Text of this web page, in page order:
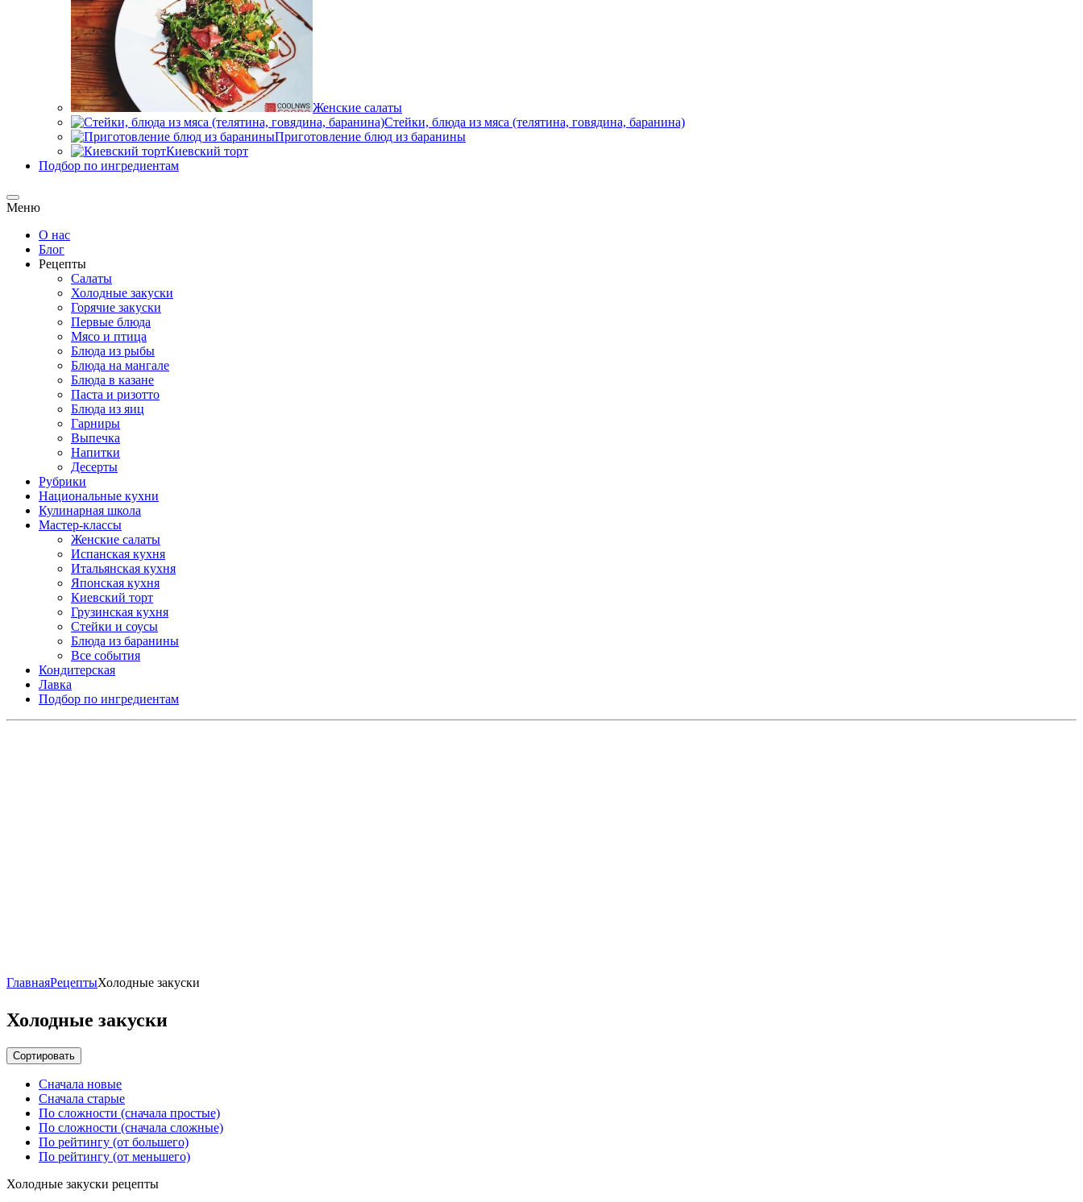
Женские салаты
Стейки, блюда из мяса (телятина, говядина, баранина)
Приготовление блюд из баранины
Киевский торт
Подбор по ингредиентам
Меню
О нас
Блог
Рецепты
Салаты
Холодные закуски
Горячие закуски
Первые блюда
Мясо и птица
Блюда из рыбы
Блюда на мангале
Блюда в казане
Паста и ризотто
Блюда из яиц
Гарниры
Выпечка
Напитки
Десерты
Рубрики
Национальные кухни
Кулинарная школа
Мастер-классы
Женские салаты
Испанская кухня
Итальянская кухня
Японская кухня
Киевский торт
Грузинская кухня
Стейки и соусы
Блюда из баранины
Все события
Кондитерская
Лавка
Подбор по ингредиентам
ГлавнаяРецептыХолодные закуски
Холодные закуски
Сортировать
Сначала новые
Сначала старые
По сложности (сначала простые)
По сложности (сначала сложные)
По рейтингу (от большего)
По рейтингу (от меньшего)
Холодные закуски рецепты